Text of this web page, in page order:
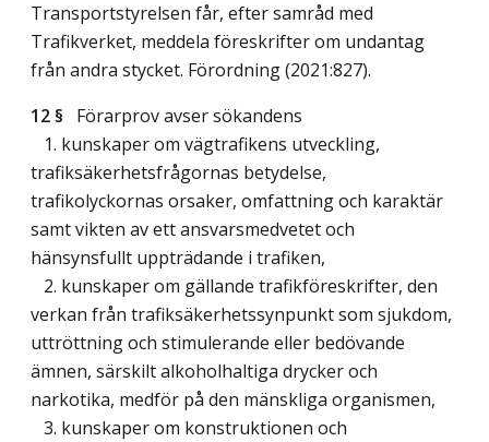
Transportstyrelsen får, efter samråd med
Trafikverket, meddela föreskrifter om undantag
från andra stycket. Förordning (2021:827).
12 § Förarprov avser sökandens
1. kunskaper om vägtrafikens utveckling,
trafiksäkerhetsfrågornas betydelse,
trafikolyckornas orsaker, omfattning och karaktär
samt vikten av ett ansvarsmedvetet och
hänsynsfullt uppträdande i trafiken,
2. kunskaper om gällande trafikföreskrifter, den
verkan från trafiksäkerhetssynpunkt som sjukdom,
uttröttning och stimulerande eller bedövande
ämnen, särskilt alkoholhaltiga drycker och
narkotika, medför på den mänskliga organismen,
3. kunskaper om konstruktionen och